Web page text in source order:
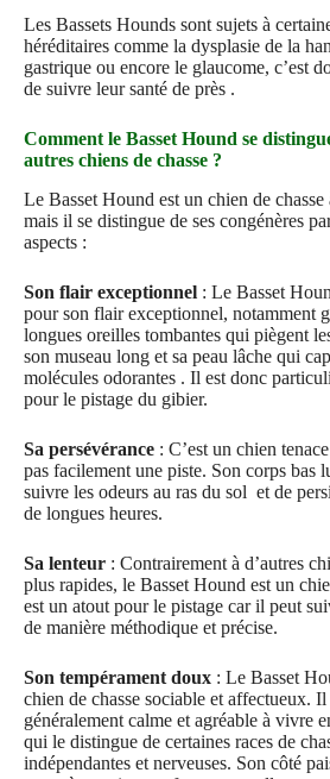
Les Bassets Hounds sont sujets à
héréditaires comme la dysplasie de la
gastrique ou encore le glaucome, c’est
de suivre leur santé de près .
Comment le Basset Hound se
autres chiens de chasse ?
Le Basset Hound est un chien de chasse
mais il se distingue de ses congénères
aspects :
Son flair exceptionnel : Le Basset
pour son flair exceptionnel, notamment
longues oreilles tombantes qui piègent
son museau long et sa peau lâche qui
molécules odorantes . Il est donc
pour le pistage du gibier.
Sa persévérance : C’est un chien
pas facilement une piste. Son corps bas
suivre les odeurs au ras du sol et de
de longues heures.
Sa lenteur : Contrairement à d’autres
plus rapides, le Basset Hound est un
est un atout pour le pistage car il peut
de manière méthodique et précise.
Son tempérament doux : Le Basset
chien de chasse sociable et affectueux. Il
généralement calme et agréable à vivre
qui le distingue de certaines races de
indépendantes et nerveuses. Son côté